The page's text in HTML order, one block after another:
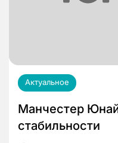
Актуальное
Манчестер
стабильности